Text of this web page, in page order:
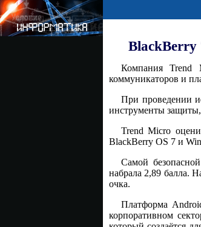
BlackBerry
Компания Trend
коммуникаторов и
При проведении
инструменты
Trend Micro
BlackBerry OS 7 и
Самой
набрала 2,89 балла.
очка.
Платформа
корпоративном